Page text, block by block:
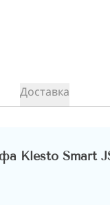
Доставка
Klesto Smart